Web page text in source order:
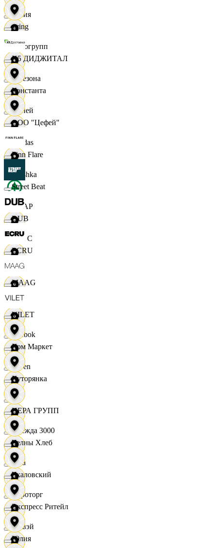
Юлия
Яркогрупп
4 Сезона
7 дней
Adidas
Bershka
СПАР
M A C
OBI
RE
Reebok
Seven
XC
Одежда 3000
Zara
Агроторг
Амвэй
string
X5 ДИДЖИТАЛ
Константа
ООО "Цефей"
Finn Flare
Street Beat
DUB
ECRU
MAAG
VILET
Хом Маркет
Хуторянка
ЦЕРА ГРУПП
Челны Хлеб
Чкаловский
Экспресс Ритейл
Юлия